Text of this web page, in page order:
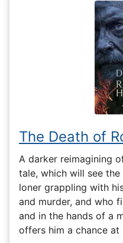
The Death of
A darker reimagining
tale, which will see
loner grappling with
and murder, and who
and in the hands of a
offers him a chance at